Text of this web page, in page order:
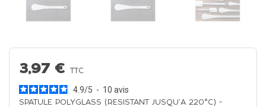
3,97 €TTC
4.9/5 - 10 avis
SPATULE POLYGLASS (RESISTANT JUSQU'A 220°C) -